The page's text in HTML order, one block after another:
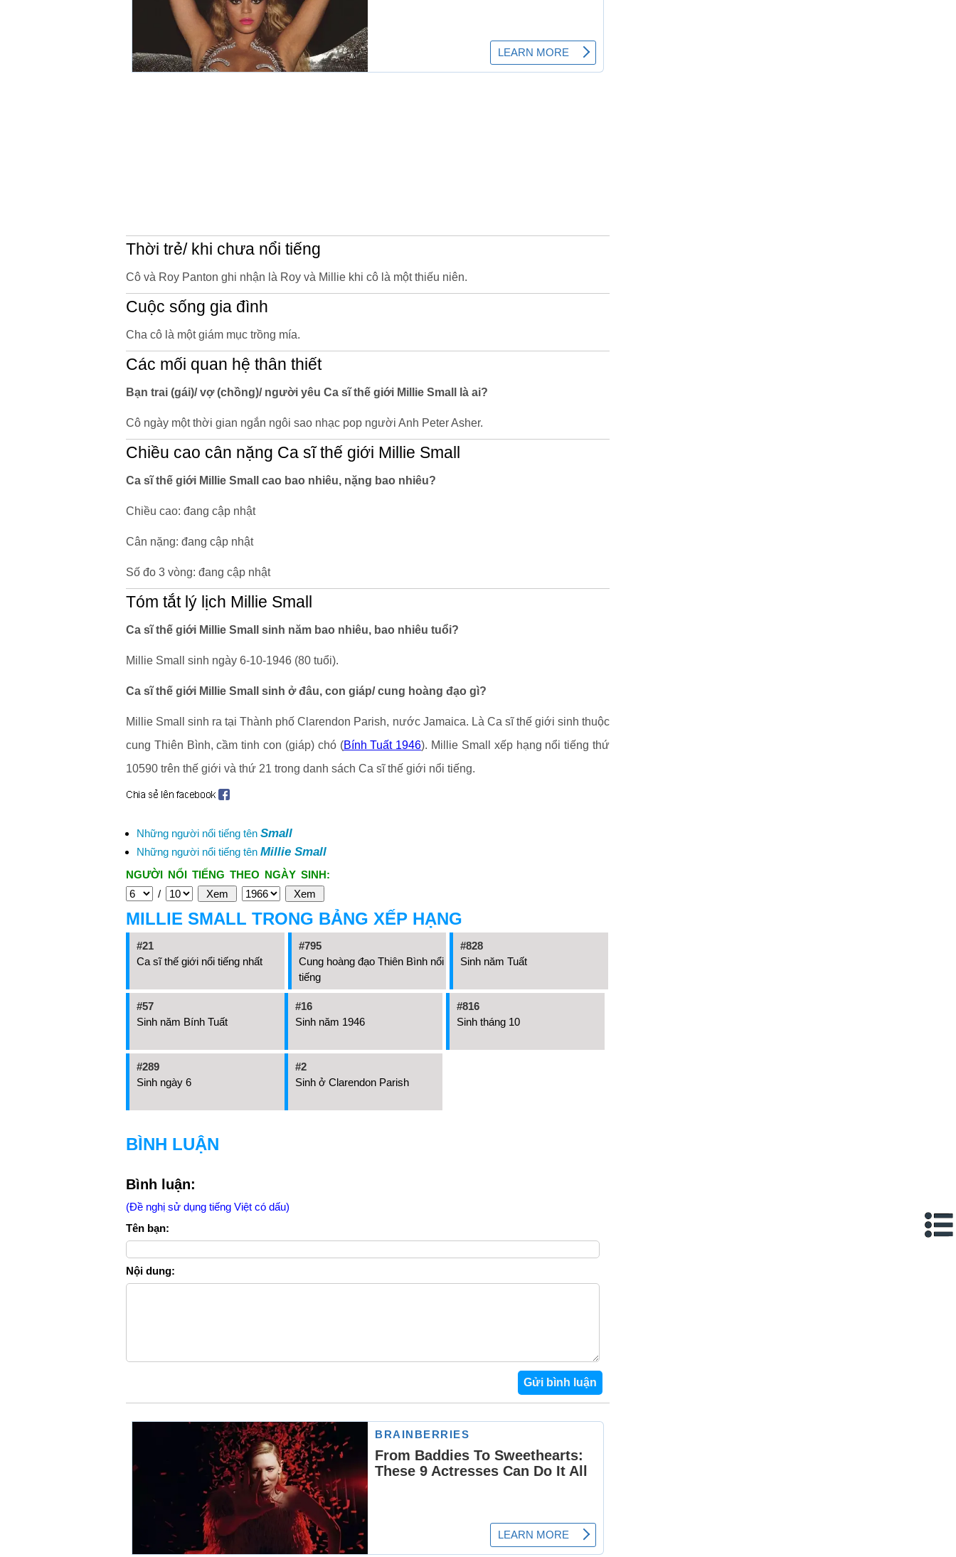
Thời trẻ/ khi chưa nổi tiếng
Cô và Roy Panton ghi nhận là Roy và Millie khi cô là một thiếu niên.
Cuộc sống gia đình
Cha cô là một giám mục trồng mía.
Các mối quan hệ thân thiết
Bạn trai (gái)/ vợ (chồng)/ người yêu Ca sĩ thế giới Millie Small là ai?
Cô ngày một thời gian ngắn ngôi sao nhạc pop người Anh Peter Asher.
Chiều cao cân nặng Ca sĩ thế giới Millie Small
Ca sĩ thế giới Millie Small cao bao nhiêu, nặng bao nhiêu?
Chiều cao: đang cập nhật
Cân nặng: đang cập nhật
Số đo 3 vòng: đang cập nhật
Tóm tắt lý lịch Millie Small
Ca sĩ thế giới Millie Small sinh năm bao nhiêu, bao nhiêu tuổi?
Millie Small sinh ngày 6-10-1946 (80 tuổi).
Ca sĩ thế giới Millie Small sinh ở đâu, con giáp/ cung hoàng đạo gì?
Millie Small sinh ra tại Thành phố Clarendon Parish, nước Jamaica. Là Ca sĩ thế giới sinh thuộc
cung Thiên Bình, cầm tinh con (giáp) chó (Bính Tuất 1946). Millie Small xếp hạng nổi tiếng thứ
10590 trên thế giới và thứ 21 trong danh sách Ca sĩ thế giới nổi tiếng.
Những người nổi tiếng tên Small
Những người nổi tiếng tên Millie Small
NGƯỜI NỔI TIẾNG THEO NGÀY SINH:
/
MILLIE SMALL TRONG BẢNG XẾP HẠNG
#21
Ca sĩ thế giới nổi tiếng nhất
#795
Cung hoàng đạo Thiên Bình nổi
tiếng
#828
Sinh năm Tuất
#57
Sinh năm Bính Tuất
#16
Sinh năm 1946
#816
Sinh tháng 10
#289
Sinh ngày 6
#2
Sinh ở Clarendon Parish
BÌNH LUẬN
Bình luận:
(Đề nghị sử dụng tiếng Việt có dấu)
Tên bạn:
Nội dung: